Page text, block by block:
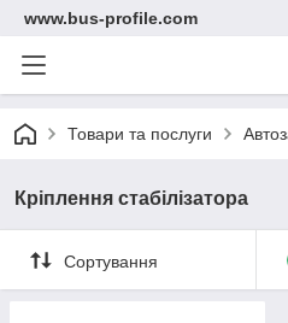
www.bus-profile.com
Товари та послуги
Кріплення стабілізатора
Сортування